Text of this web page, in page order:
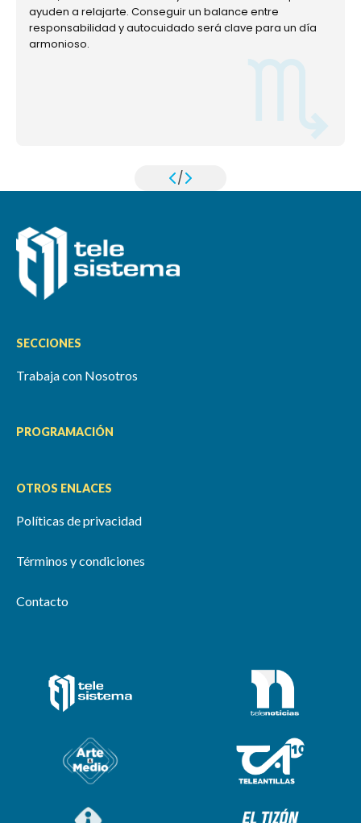
ayuden a relajarte. Conseguir un balance entre
responsabilidad y autocuidado será clave para un día
armonioso.
/
SECCIONES
Trabaja con Nosotros
PROGRAMACIÓN
OTROS ENLACES
Políticas de privacidad
Términos y condiciones
Contacto